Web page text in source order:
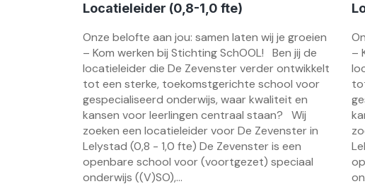
Locatieleider (0,8-1,0 fte)
Onze belofte aan jou: samen laten wij je groeien
– Kom werken bij Stichting SchOOL! Ben jij de
locatieleider die De Zevenster verder ontwikkelt
tot een sterke, toekomstgerichte school voor
gespecialiseerd onderwijs, waar kwaliteit en
kansen voor leerlingen centraal staan? Wij
zoeken een locatieleider voor De Zevenster in
Lelystad (0,8 - 1,0 fte) De Zevenster is een
openbare school voor (voortgezet) speciaal
onderwijs ((V)SO),...
–